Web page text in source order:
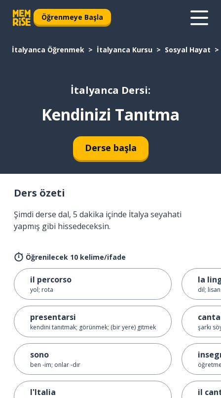
Öğrenmeye Başla
İtalyanca Öğrenmek İtalyanca Kursu Sosyal Hayat
İtalyanca Dersi:
Kendinizi Tanıtma
Derse başla
Ders özeti
Şimdi derse dal, 5 dakika içinde İtalya seyahati
yapmış gibi hissedeceksin.
Öğrenilecek 10 kelime/ifade
il percorso
yol; rota
presentarsi
kendini tanıtmak; görünmek; (bir yere) gitmek
sono
ben -im; onlar -dır
l'Italia
la
dil; lisan
şarkı
il